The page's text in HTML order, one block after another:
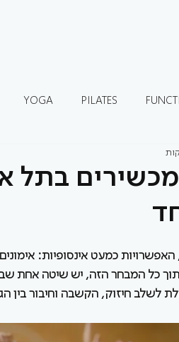
PILATES
YOGA
בתל
כל המבחר הזה, יש שיטה אחת
לשלב חיזוק, הקשבה וחיבור בין